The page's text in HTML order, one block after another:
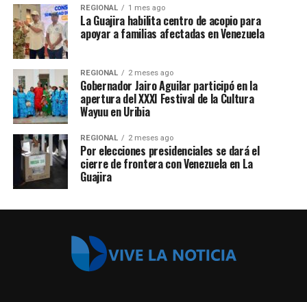
REGIONAL 1 mes ago
La Guajira habilita centro de acopio para
apoyar a familias afectadas en Venezuela
REGIONAL 2 meses ago
Gobernador Jairo Aguilar participó en la
apertura del XXXI Festival de la Cultura
Wayuu en Uribia
REGIONAL 2 meses ago
Por elecciones presidenciales se dará el
cierre de frontera con Venezuela en La
Guajira